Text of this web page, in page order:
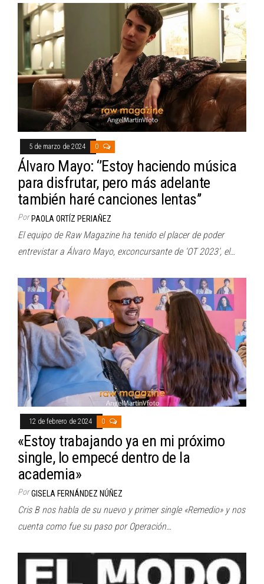
5 de marzo de 2024 0
Álvaro Mayo: ‘’Estoy haciendo música
para disfrutar, pero más adelante
también haré canciones lentas’’
Por PAOLA ORTÍZ PERIAÑEZ
El equipo de Raw Magazine ha tenido el placer de poder
entrevistar a Álvaro Mayo, exconcursante de ‘OT 2023’, el…
12 de febrero de 2024 0
«Estoy trabajando ya en mi próximo
single, lo empecé dentro de la
academia»
Por GISELA FERNÁNDEZ NÚÑEZ
Cris B nos habla de su nuevo y primer single «Remedio» y nos
cuenta como fue su paso por Operación…